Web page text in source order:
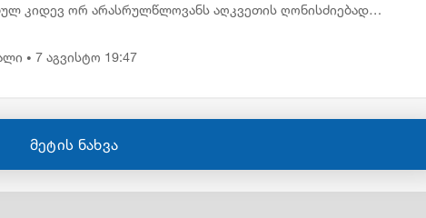
კიდევ ორ არასრულწლოვანს აღკვეთის ღონისძიებად
• 7 აგვისტო 19:47
მეტის ნახვა